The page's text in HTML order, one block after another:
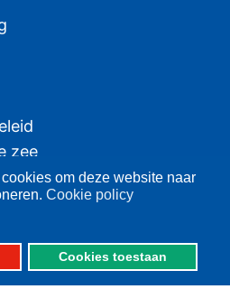
om deze website naar
Cookie policy
Cookies toestaan
zee